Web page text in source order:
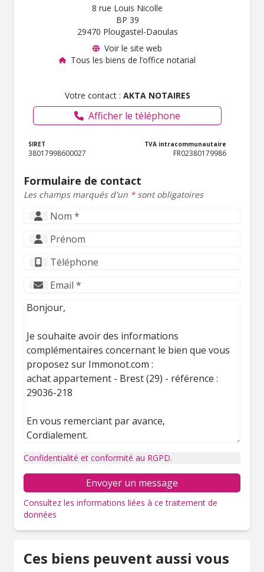
8 rue Louis Nicolle
BP 39
29470 Plougastel-Daoulas
Voir le site web
Tous les biens de l’office notarial
Votre contact : AKTA NOTAIRES
Afficher le téléphone
SIRET
38017998600027
TVA intracommunautaire
FR02380179986
Formulaire de contact
Les champs marqués d'un *sont obligatoires
Confidentialité et conformité au RGPD.
Envoyer un message
Consultez les informations liées à ce traitement de
données
Ces biens peuvent aussi vous